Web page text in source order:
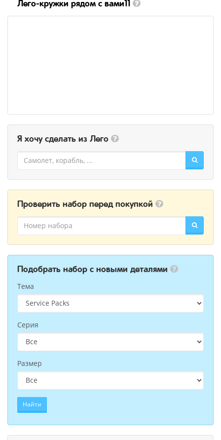
Лего-кружки рядом с вами11
Я хочу сделать из Лего
Проверить набор перед покупкой
Подобрать набор с новыми деталями
Тема
Серия
Размер
Найти